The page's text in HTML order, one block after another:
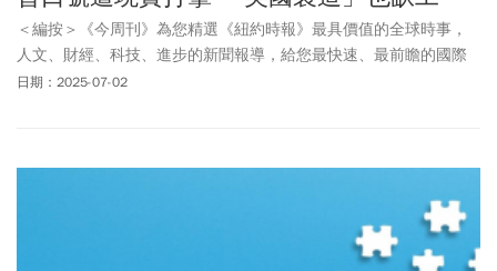
＜編按＞《今周刊》為您精選《紐約時報》最具價值的全球時事，
人文、財經、科技、進步的新聞報導，給您最快速、最前瞻的國際
視野。
日期：2025-07-02